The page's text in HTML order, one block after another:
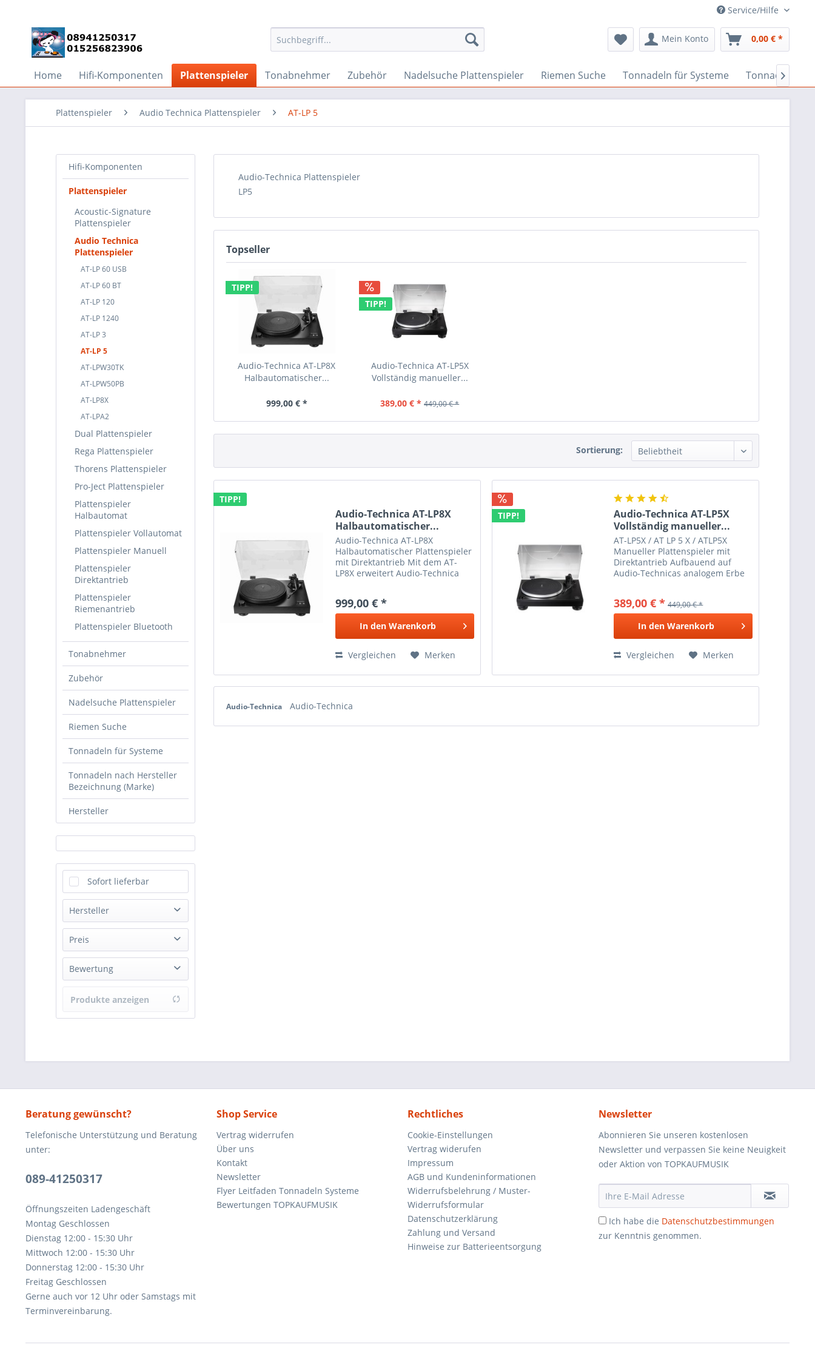
Service/Hilfe
Mein Konto 0,00 € *
Home Hifi-Komponenten Plattenspieler Tonabnehmer Zubehör Nadelsuche Plattenspieler Riemen Suche Tonnadeln für Systeme Tonnadeln

Plattenspieler Audio Technica Plattenspieler AT-LP 5
Hifi-Komponenten
Plattenspieler
Acoustic-Signature
Plattenspieler
Audio Technica
Plattenspieler
AT-LP 60 USB
AT-LP 60 BT
AT-LP 120
AT-LP 1240
AT-LP 3
AT-LP 5
AT-LPW30TK
AT-LPW50PB
AT-LP8X
AT-LPA2
Dual Plattenspieler
Rega Plattenspieler
Thorens Plattenspieler
Pro-Ject Plattenspieler
Plattenspieler
Halbautomat
Plattenspieler Vollautomat
Plattenspieler Manuell
Plattenspieler
Direktantrieb
Plattenspieler
Riemenantrieb
Plattenspieler Bluetooth
Tonabnehmer
Zubehör
Nadelsuche Plattenspieler
Riemen Suche
Tonnadeln für Systeme
Tonnadeln nach Hersteller
Bezeichnung (Marke)
Hersteller
Sofort lieferbar
Hersteller
Audio Technica
Preis
von389,00 €bis
Bewertung
& mehr
& mehr
Produkte anzeigen
Audio-Technica Plattenspieler
LP5
Topseller
TIPP!
Audio-Technica AT-LP8X
Halbautomatischer...
999,00 € *
TIPP!
Audio-Technica AT-LP5X
Vollständig manueller...
389,00 € * 449,00 € *
Sortierung:
TIPP!
Audio-Technica AT-LP8X
Halbautomatischer...
Audio-Technica AT-LP8X
Halbautomatischer Plattenspieler
mit Direktantrieb Mit dem AT-
LP8X erweitert Audio-Technica
Plattenspieler um ein
halbautomatisches Modell mit
neu konzipiertem Tonarmlift,...
999,00 € *
In den Warenkorb
Vergleichen Merken
TIPP!
Audio-Technica AT-LP5X
Vollständig manueller...
AT-LP5X / AT LP 5 X / ATLP5X
Manueller Plattenspieler mit
Direktantrieb Aufbauend auf
Audio-Technicas analogem Erbe
Tondesign bietet der AT-LP5x
verbesserte Technologie mit
zeitgemäßem Stil...
389,00 € * 449,00 € *
In den Warenkorb
Vergleichen Merken
Audio-Technica Audio-Technica
Beratung gewünscht?
Telefonische Unterstützung und Beratung
unter:
089-41250317
Öffnungszeiten Ladengeschäft
Montag Geschlossen
Dienstag 12:00 - 15:30 Uhr
Mittwoch 12:00 - 15:30 Uhr
Donnerstag 12:00 - 15:30 Uhr
Freitag Geschlossen
Gerne auch vor 12 Uhr oder Samstags mit
Terminvereinbarung.
Shop Service
Vertrag widerrufen
Über uns
Kontakt
Newsletter
Flyer Leitfaden Tonnadeln Systeme
Bewertungen TOPKAUFMUSIK
Rechtliches
Cookie-Einstellungen
Vertrag widerufen
Impressum
AGB und Kundeninformationen
Widerrufsbelehrung / Muster-
Widerrufsformular
Datenschutzerklärung
Zahlung und Versand
Hinweise zur Batterieentsorgung
Newsletter
Abonnieren Sie unseren kostenlosen
Newsletter und verpassen Sie keine Neuigkeit
oder Aktion von TOPKAUFMUSIK
Ich habe die Datenschutzbestimmungen
zur Kenntnis genommen.